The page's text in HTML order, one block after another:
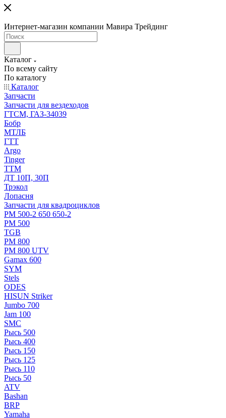
Интернет-магазин компании Мавира Трейдинг
Каталог
По всему сайту
По каталогу
Каталог
Запчасти
Запчасти для вездеходов
ГТСМ, ГАЗ-34039
Бобр
МТЛБ
ГТТ
Argo
Tinger
ТТМ
ДТ 10П, 30П
Трэкол
Лопасня
Запчасти для квадроциклов
РМ 500-2 650 650-2
РМ 500
TGB
РМ 800
РМ 800 UTV
Gamax 600
SYM
Stels
ОDЕS
HISUN Striker
Jumbo 700
Jam 100
SMC
Рысь 500
Рысь 400
Рысь 150
Рысь 125
Рысь 110
Рысь 50
ATV
Bashan
BRP
Yamaha